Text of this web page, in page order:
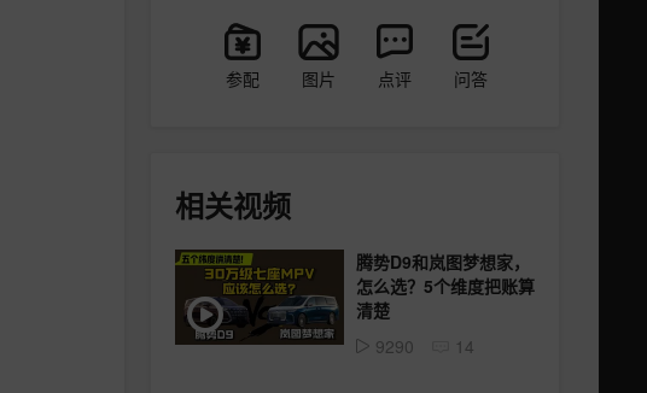
参配 图片 点评 问答
相关视频
腾势D9和岚图梦想家，
怎么选？5个维度把账算
清楚
9290
14